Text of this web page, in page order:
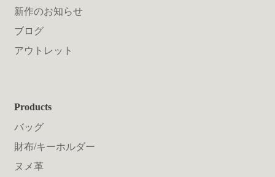
新作のお知らせ
ブログ
アウトレット
Products
バッグ
財布/キーホルダー
ヌメ革